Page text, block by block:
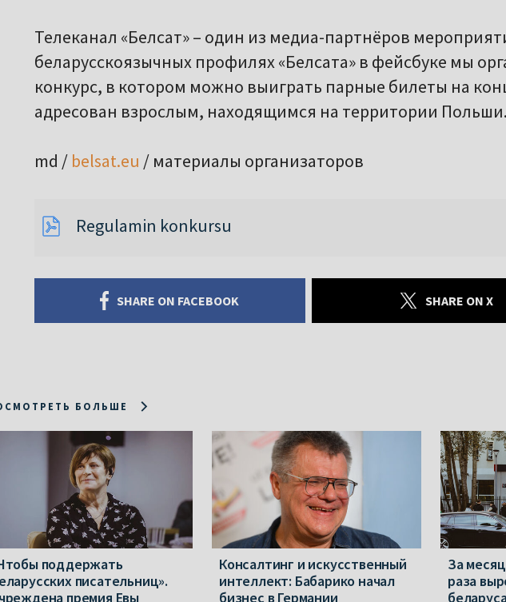
Телеканал «Белсат» – один из медиа-партнёров
беларусскоязычных профилях «Белсата» в фейсбуке мы
конкурс, в котором можно выиграть парные билеты на
адресован взрослым, находящимся на территории Польши.
md / belsat.eu / материалы организаторов
Regulamin konkursu
SHARE ON FACEBOOK SHARE ON X
БОЛЬШЕ
поддержать
писательниц».
премия Евы
Консалтинг и искусственный
интеллект: Бабарико начал
бизнес в Германии
За
раза